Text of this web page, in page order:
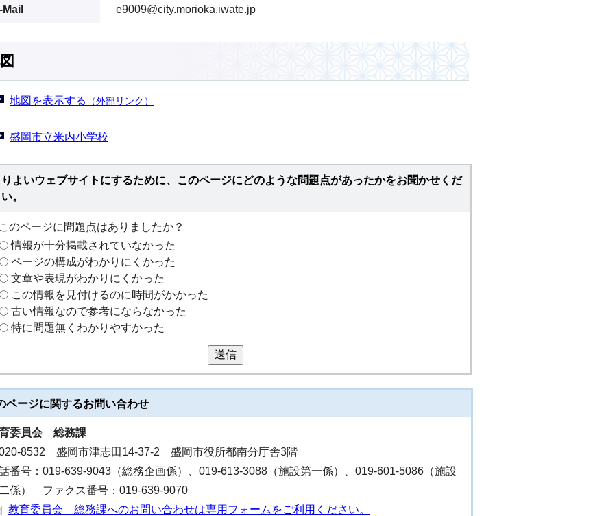
Mail e9009@city.morioka.iwate.jp
地図を表示する （外部リンク）
盛岡市立米内小学校
りよいウェブサイトにするために、このページにどのような問題点があったかをお聞かせくだ
。
このページに問題点はありましたか？
情報が十分掲載されていなかった
ページの構成がわかりにくかった
文章や表現がわかりにくかった
この情報を見付けるのに時間がかかった
古い情報なので参考にならなかった
特に問題無くわかりやすかった
送信
ページに関するお問い合わせ
委員会 総務課
8532 盛岡市津志田14-37-2 盛岡市役所都南分庁舎3階
番号：019-639-9043（総務企画係）、019-613-3088（施設第一係）、019-601-5086（施設
係） ファクス番号：019-639-9070
教育委員会 総務課へのお問い合わせは専用フォームをご利用ください。